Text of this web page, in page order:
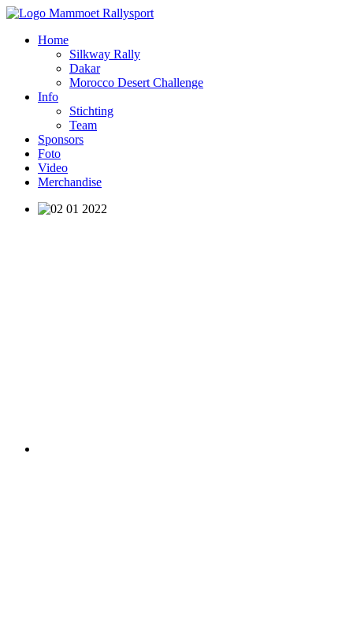
Home
Silkway Rally
Dakar
Morocco Desert Challenge
Info
Stichting
Team
Sponsors
Foto
Video
Merchandise